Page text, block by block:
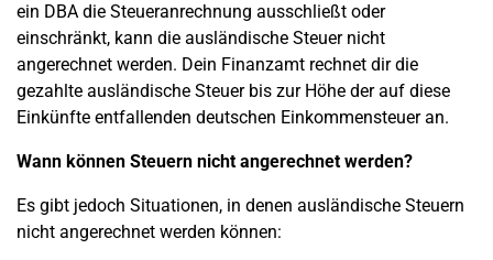
ein DBA die Steueranrechnung ausschließt oder
einschränkt, kann die ausländische Steuer nicht
angerechnet werden. Dein Finanzamt rechnet dir die
gezahlte ausländische Steuer bis zur Höhe der auf diese
Einkünfte entfallenden deutschen Einkommensteuer an.
Wann können Steuern nicht angerechnet werden?
Es gibt jedoch Situationen, in denen ausländische Steuern
nicht angerechnet werden können: